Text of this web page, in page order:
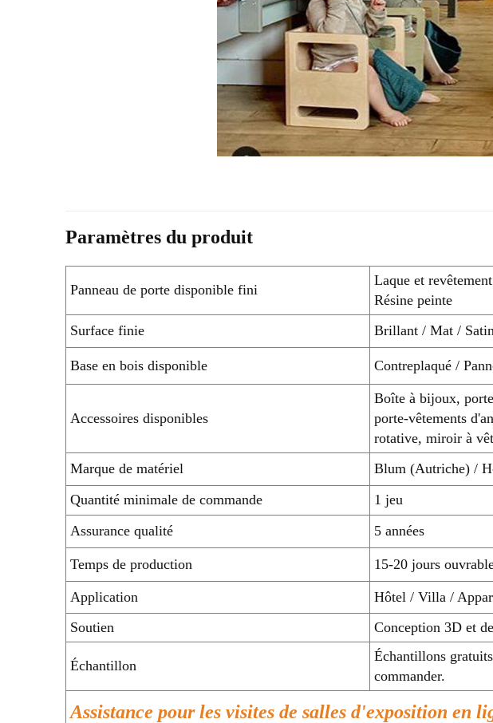
Paramètres du produit
Panneau de porte disponible fini
Laque et
Résine peinte
Surface finie
Brillant / Mat /
Base en bois disponible Contreplaqué /
Accessoires disponibles
Boîte à bijoux,
porte-vêtements
rotative, miroir à
Marque de matériel
Blum (Autriche) /
Quantité minimale de commande
1 jeu
Assurance qualité
5 années
Temps de production 15-20 jours
Application
Hôtel / Villa /
Soutien
Conception 3D et
Échantillon
Échantillons
Assistance pour les visites de salles d'exposition en